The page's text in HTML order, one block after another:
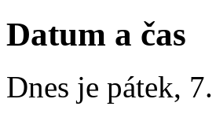
Datum a čas
Dnes je pátek,